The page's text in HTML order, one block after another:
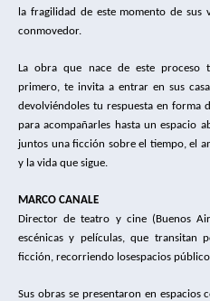
la fragilidad de este momento de
conmovedor.
La obra que nace de este proceso
primero, te invita a entrar en sus
devolviéndoles tu respuesta en forma
para acompañarles hasta un espacio
juntos una ficción sobre el tiempo, el
y la vida que sigue.
MARCO CANALE
Director de teatro y cine (Buenos
escénicas y películas, que
ficción, recorriendo losespacios
Sus obras se presentaron en espacios